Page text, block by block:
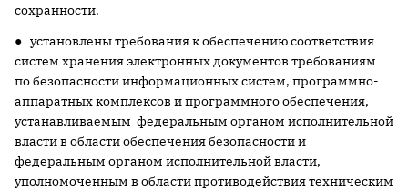
сохранности.
● установлены требования к обеспечению соответствия
систем хранения электронных документов требованиям
по безопасности информационных систем, программно-
аппаратных комплексов и программного обеспечения,
устанавливаемым федеральным органом исполнительной
власти в области обеспечения безопасности и
федеральным органом исполнительной власти,
уполномоченным в области противодействия техническим